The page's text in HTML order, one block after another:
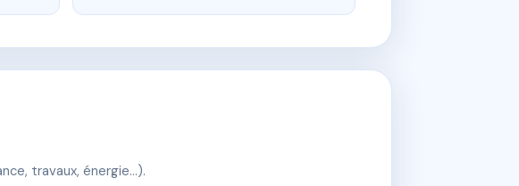
travaux, énergie…).